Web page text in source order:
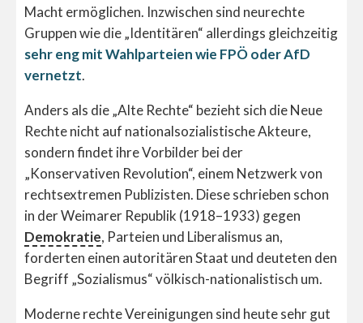
Macht ermöglichen. Inzwischen sind neurechte
Gruppen wie die „Identitären“ allerdings gleichzeitig
sehr eng mit Wahlparteien wie FPÖ oder AfD
vernetzt.
Anders als die „Alte Rechte“ bezieht sich die Neue
Rechte nicht auf nationalsozialistische Akteure,
sondern findet ihre Vorbilder bei der
„Konservativen Revolution“, einem Netzwerk von
rechtsextremen Publizisten. Diese schrieben schon
in der Weimarer Republik (1918–1933) gegen
Demokratie, Parteien und Liberalismus an,
forderten einen autoritären Staat und deuteten den
Begriff „Sozialismus“ völkisch-nationalistisch um.
Moderne rechte Vereinigungen sind heute sehr gut